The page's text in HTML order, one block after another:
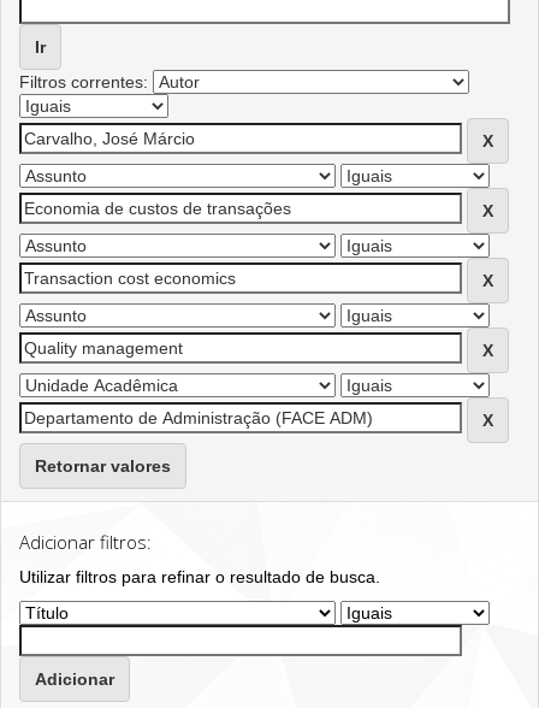
Filtros correntes:
Retornar valores
Adicionar filtros:
Utilizar filtros para refinar o resultado de busca.